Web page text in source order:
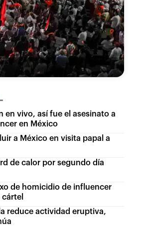
en vivo, así fue el asesinato a
en México
a México en visita papal a
de calor por segundo día
de homicidio de influencer
reduce actividad eruptiva,